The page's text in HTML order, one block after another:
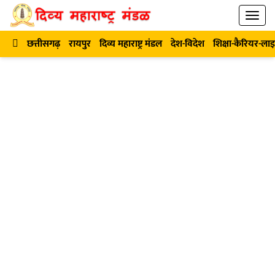
छत्तीसगढ़ रायपुर दिव्य महाराष्ट्र मंडल देश-विदेश शिक्षा-कैरियर-